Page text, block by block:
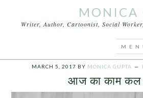
MONICA
Writer, Author, Cartoonist, Social
Archives
MARCH 5, 2017 BY MONICA GUPTA
आज का काम कल